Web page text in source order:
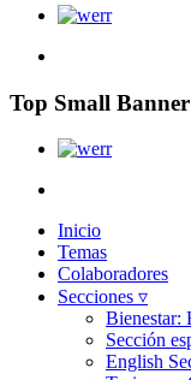
Top Small
Inicio
Temas
Colaboradores
Secciones ▿
Bienestar:
Sección
English